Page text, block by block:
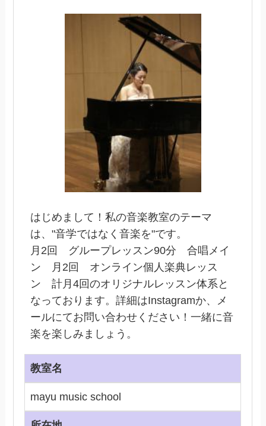
はじめまして！私の音楽教室のテーマ
は、"音学ではなく音楽を"です。
月2回 グループレッスン90分 合唱メイ
ン 月2回 オンライン個人楽典レッス
ン 計月4回のオリジナルレッスン体系と
なっております。詳細はInstagramか、メ
ールにてお問い合わせください！一緒に音
楽を楽しみましょう。
教室名
mayu music school